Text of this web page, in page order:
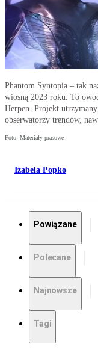
Phantom Syntopia – tak
wiosną 2023 roku. To
Herpen. Projekt
obserwatorzy trendów,
Foto: Materiały prasowe
Izabela Popko
Powiązane
Polecane
Najnowsze
Tagi